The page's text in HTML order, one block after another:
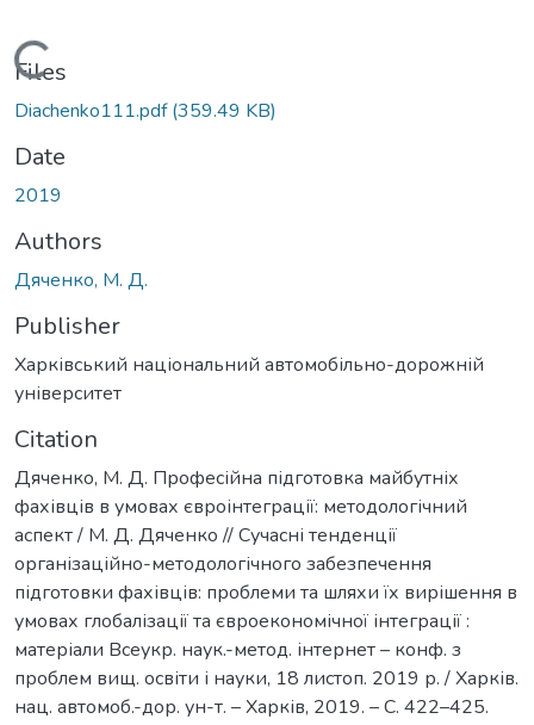
Loading...
Files
Diachenko111.pdf(359.49 KB)
Date
2019
Authors
Дяченко, М. Д.
Publisher
Харківський національний автомобільно-дорожній
університет
Citation
Дяченко, М. Д. Професійна підготовка майбутніх
фахівців в умовах євроінтеграції: методологічний
аспект / М. Д. Дяченко // Сучасні тенденції
організаційно-методологічного забезпечення
підготовки фахівців: проблеми та шляхи їх вирішення в
умовах глобалізації та євроекономічної інтеграції :
матеріали Всеукр. наук.-метод. інтернет – конф. з
проблем вищ. освіти і науки, 18 листоп. 2019 р. / Харків.
нац. автомоб.-дор. ун-т. – Харків, 2019. – С. 422–425.